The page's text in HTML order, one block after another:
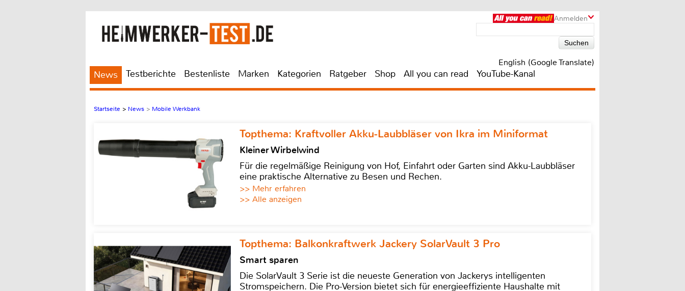
Anmelden
English (Google Translate)
News Testberichte Bestenliste Marken Kategorien Ratgeber Shop All you can read YouTube-Kanal
Startseite > News > Mobile Werkbank
Topthema: Kraftvoller Akku-Laubbläser von Ikra im Miniformat
Kleiner Wirbelwind
Für die regelmäßige Reinigung von Hof, Einfahrt oder Garten sind Akku-Laubbläser
eine praktische Alternative zu Besen und Rechen.
>> Mehr erfahren
>> Alle anzeigen
Topthema: Balkonkraftwerk Jackery SolarVault 3 Pro
Smart sparen
Die SolarVault 3 Serie ist die neueste Generation von Jackerys intelligenten
Stromspeichern. Die Pro-Version bietet sich für energieeffiziente Haushalte mit